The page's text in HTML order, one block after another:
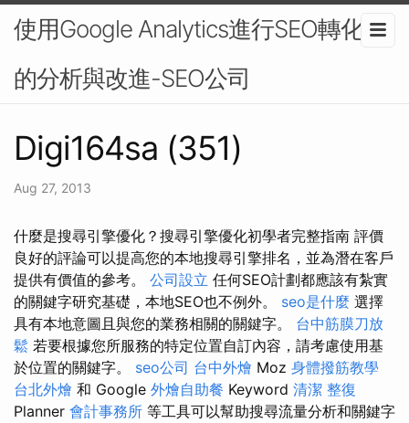
使用Google Analytics進行SEO轉化率
的分析與改進-SEO公司
Digi164sa (351)
Aug 27, 2013
什麼是搜尋引擎優化？搜尋引擎優化初學者完整指南 評價
良好的評論可以提高您的本地搜尋引擎排名，並為潛在客戶
提供有價值的參考。 公司設立 任何SEO計劃都應該有紮實
的關鍵字研究基礎，本地SEO也不例外。 seo是什麼 選擇
具有本地意圖且與您的業務相關的關鍵字。 台中筋膜刀放
鬆 若要根據您所服務的特定位置自訂內容，請考慮使用基
於位置的關鍵字。 seo公司 台中外燴 Moz 身體撥筋教學
台北外燴 和 Google 外燴自助餐 Keyword 清潔 整復
Planner 會計事務所 等工具可以幫助搜尋流量分析和關鍵字